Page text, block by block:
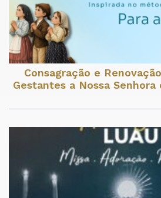
Consagração e
Gestantes a Nossa